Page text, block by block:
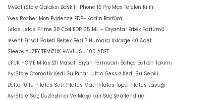
MyBalliStore Galaksi Baskılı iPhone 16 Pro Max Telefon Kılıfı
Yves Rocher Mon Evidence EDP- Kadın Parfüm
Lelas Lelas Prime 38 Cool EDP 55 ML – Oryantal Erkek Parfümü
levent Fırsat Paketi Bebek Bezi 7 Numara Xxlarge 40 Adet
Sleepy YÜZEY TEMİZLİK HAVLUSU 100 ADET
UFUK HOME Milas 211 Masalı Siyah Fermuarlı Bahçe Balkon Takımı
AyrStore Otomatik Kedi Su Pınarı Ultra Sessiz Kedi Su Sebili
Delta 10 lu Pilates Seti Pilates Matı Pilates Topu Pilates Lastiği
AyrStore Saç Düzleştirici Ve Maşa İkili Saç Şekillendirici